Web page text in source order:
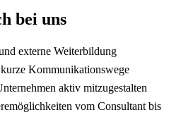
bei uns
externe Weiterbildung
Kommunikationswege
aktiv mitzugestalten
vom Consultant bis